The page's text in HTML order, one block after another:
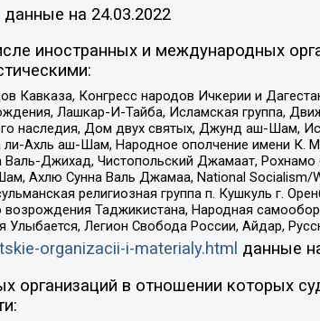
данные на 24.03.2022
иностранных и международных
Конгресс народов Ичкерии и
Лашкар-И-Тайба, Исламская группа,
наследия, Дом двух святых, Джунд аш-Шам,
Ахль аш-Шам, Народное ополчение имени К.
Джихад, Чистопольский Джамаат, Рохнамо
Ахлю Сунна Валь Джамаа, National Socialism/
религиозная группа п. Кушкуль г.
Таджикистана, Народная
Легион Свобода России, Айдар,
organizacii-i-materialy.html данные
организаций в отношении которых